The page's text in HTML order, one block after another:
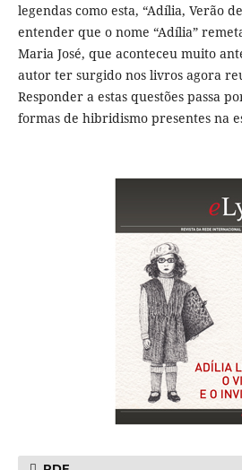
legendas como esta, “Adília, Verão
entender que o nome “Adília”
Maria José, que aconteceu muito
autor ter surgido nos livros agora
Responder a estas questões passa
formas de hibridismo presentes na